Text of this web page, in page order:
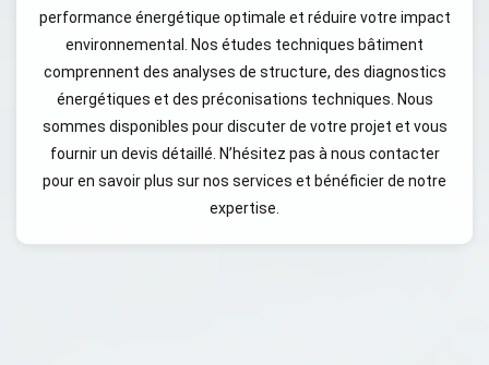
performance énergétique optimale et réduire votre impact
environnemental. Nos études techniques bâtiment
comprennent des analyses de structure, des diagnostics
énergétiques et des préconisations techniques. Nous
sommes disponibles pour discuter de votre projet et vous
fournir un devis détaillé. N’hésitez pas à nous contacter
pour en savoir plus sur nos services et bénéficier de notre
expertise.